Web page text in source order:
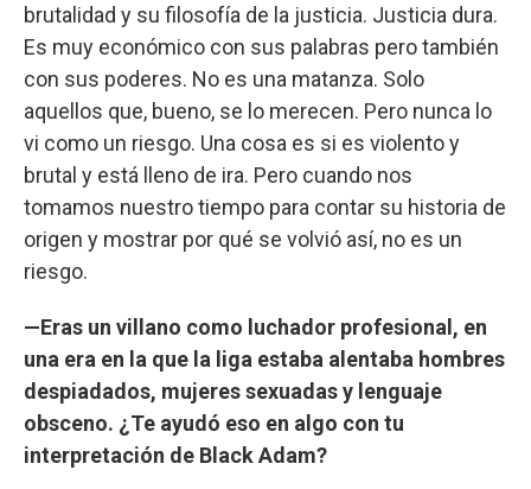
brutalidad y su filosofía de la justicia. Justicia dura.
Es muy económico con sus palabras pero también
con sus poderes. No es una matanza. Solo
aquellos que, bueno, se lo merecen. Pero nunca lo
vi como un riesgo. Una cosa es si es violento y
brutal y está lleno de ira. Pero cuando nos
tomamos nuestro tiempo para contar su historia de
origen y mostrar por qué se volvió así, no es un
riesgo.
—Eras un villano como luchador profesional, en
una era en la que la liga estaba alentaba hombres
despiadados, mujeres sexuadas y lenguaje
obsceno. ¿Te ayudó eso en algo con tu
interpretación de Black Adam?